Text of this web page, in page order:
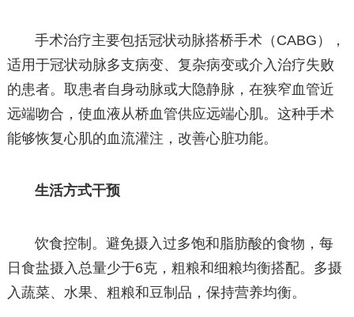
手术治疗主要包括冠状动脉搭桥手术（CABG），
适用于冠状动脉多支病变、复杂病变或介入治疗失败
的患者。取患者自身动脉或大隐静脉，在狭窄血管近
远端吻合，使血液从桥血管供应远端心肌。这种手术
能够恢复心肌的血流灌注，改善心脏功能。
生活方式干预
饮食控制。避免摄入过多饱和脂肪酸的食物，每
日食盐摄入总量少于6克，粗粮和细粮均衡搭配。多摄
入蔬菜、水果、粗粮和豆制品，保持营养均衡。